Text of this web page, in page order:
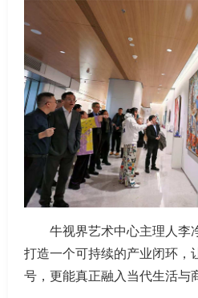
牛视界艺术中心主理人李
打造一个可持续的产业闭环，
号，更能真正融入当代生活与